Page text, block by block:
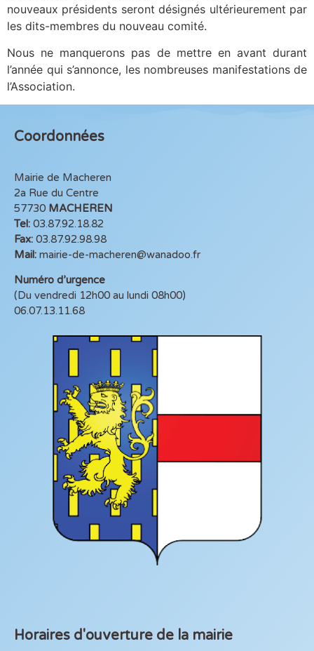
nouveaux présidents seront désignés ultérieurement par
les dits-membres du nouveau comité.
Nous ne manquerons pas de mettre en avant durant
l’année qui s’annonce, les nombreuses manifestations de
l’Association.
Coordonnées
Mairie de Macheren
2a Rue du Centre
57730 MACHEREN
Tel: 03.87.92.18.82
Fax: 03.87.92.98.98
Mail: mairie-de-macheren@wanadoo.fr
Numéro d’urgence
(Du vendredi 12h00 au lundi 08h00)
06.07.13.11.68
Horaires d'ouverture de la mairie